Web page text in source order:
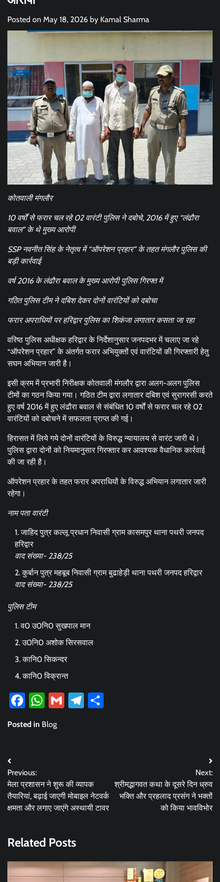
Posted on May 18, 2026 by Kamal Sharma
कोतवाली मंगलौर
10 वर्षों से फरार चल रहे 02 वारंटी पुलिस ने दबोचे, 2016 में हुए “लंढौरा
बवाल” के थे मुख्य आरोपी
SSP नवनीत सिंह के नेतृत्व में “ऑपरेशन प्रहार” के तहत मंगलौर पुलिस की
बड़ी कार्रवाई
वर्ष 2016 के लंढौरा बवाल के मुख्य आरोपी पुलिस गिरफ्त में
गठित पुलिस टीम ने दबिश देकर दोनों वारंटियों को दबोचा
फरार अपराधियों पर हरिद्वार पुलिस का शिकंजा लगातार कसता जा रहा
वरिष्ठ पुलिस अधीक्षक हरिद्वार के निर्देशानुसार जनपदभर में चलाए जा रहे
“ऑपरेशन प्रहार” के अंतर्गत फरार अभियुक्तों एवं वारंटियों की गिरफ्तारी हेतु
सघन अभियान जारी है।
इसी क्रम में प्रभारी निरीक्षक कोतवाली मंगलौर द्वारा अलग-अलग पुलिस
टीमों का गठन किया गया। गठित टीम द्वारा लगातार दबिश एवं सुरागरसी करते
हुए वर्ष 2016 में हुए लंढौरा बवाल से संबंधित 10 वर्षों से फरार चल रहे 02
वारंटियों को दबोचने में सफलता प्राप्त की गई।
हिरासत में लिये गये दोनों वारंटियों के विरुद्ध न्यायालय से वारंट जारी थे।
पुलिस द्वारा दोनों को नियमानुसार गिरफ्तार कर आवश्यक वैधानिक कार्रवाई
की जा रही है।
ऑपरेशन प्रहार के तहत फरार अपराधियों के विरुद्ध अभियान लगातार जारी
रहेगा।
नाम पता वारंटी
जाहिद पुत्र कल्लू प्रधान निवासी ग्राम कासमपुर थाना पथरी जनपद
हरिद्वार
वाद संख्या- 238/25
कुर्बान पुत्र महबूब निवासी ग्राम बुढाहेड़ी थाना पथरी जनपद हरिद्वार
वाद संख्या- 238/25
पुलिस टीम
व0 उ0नि0 सुखपाल मान
⁠उ0नि0 अशोक सिरसवाल
⁠कानि0 सिकन्दर
⁠कानि0 विक्रान्त
Facebook
WhatsApp
GmailTelegram
Posted in Blog
Post
navigation
Previous:
मेला प्रशासन ने शुरू की व्यापक
तैयारियां, बढ़ाई जाएगी मोबाइल नेटवर्क
क्षमता और लगाए जाएंगे अस्थायी टावर
Next:
श्रीमद्भागवत कथा के दूसरे दिन ध्रुव
भक्ति और प्रहलाद प्रसंग ने भक्तों
को किया भावविभोर
Related Posts